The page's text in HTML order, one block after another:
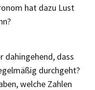
hat dazu Lust
dahingehend, dass
durchgeht?
welche Zahlen